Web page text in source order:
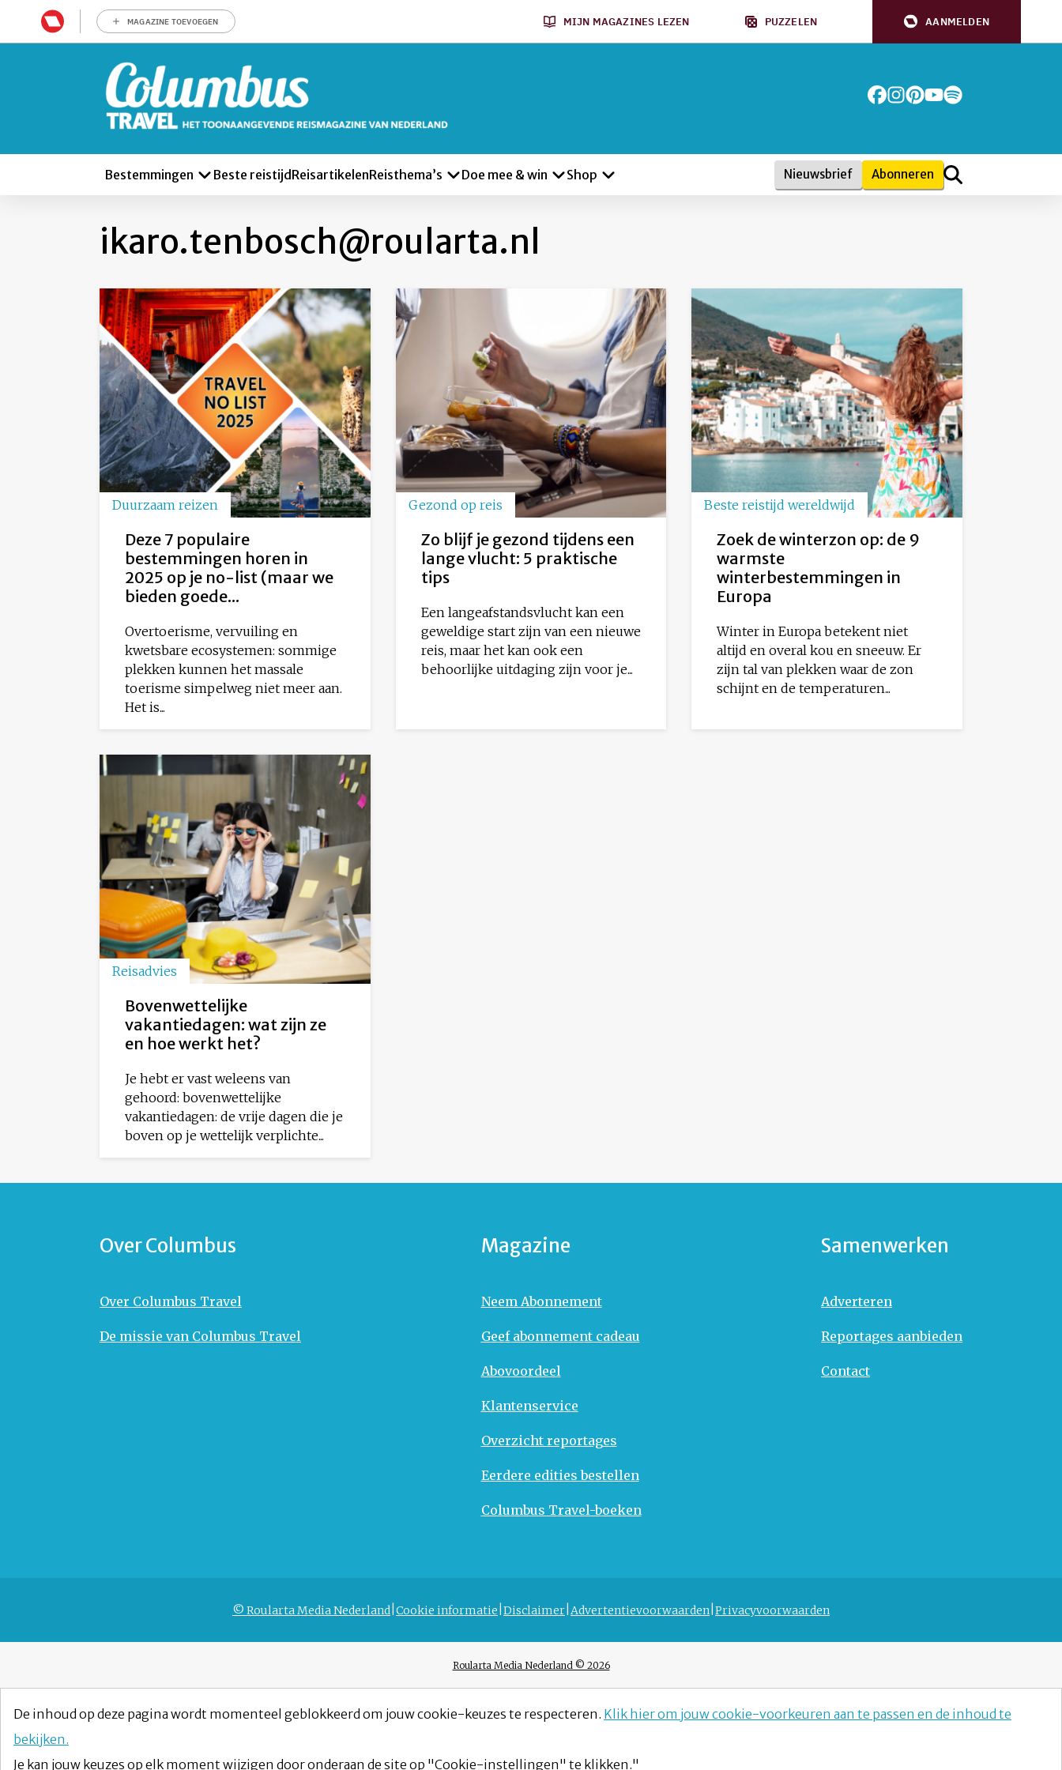
MAGAZINE TOEVOEGEN MIJN MAGAZINES LEZEN PUZZELEN AANMELDEN
Bestemmingen Beste reistijd ReisartikelenReisthema’s Doe mee & win Shop Nieuwsbrief Abonneren
ikaro.tenbosch@roularta.nl
Duurzaam reizen
Deze 7 populaire
bestemmingen horen in
2025 op je no-list (maar we
bieden goede...
Overtoerisme, vervuiling en
kwetsbare ecosystemen: sommige
plekken kunnen het massale
toerisme simpelweg niet meer aan.
Het is...
Gezond op reis
Zo blijf je gezond tijdens een
lange vlucht: 5 praktische
tips
Een langeafstandsvlucht kan een
geweldige start zijn van een nieuwe
reis, maar het kan ook een
behoorlijke uitdaging zijn voor je...
Beste reistijd wereldwijd
Zoek de winterzon op: de 9
warmste
winterbestemmingen in
Europa
Winter in Europa betekent niet
altijd en overal kou en sneeuw. Er
zijn tal van plekken waar de zon
schijnt en de temperaturen...
Reisadvies
Bovenwettelijke
vakantiedagen: wat zijn ze
en hoe werkt het?
Je hebt er vast weleens van
gehoord: bovenwettelijke
vakantiedagen: de vrije dagen die je
boven op je wettelijk verplichte...
Over Columbus
Over Columbus Travel
De missie van Columbus Travel
Magazine
Neem Abonnement
Geef abonnement cadeau
Abovoordeel
Klantenservice
Overzicht reportages
Eerdere edities bestellen
Columbus Travel-boeken
Samenwerken
Adverteren
Reportages aanbieden
Contact
© Roularta Media Nederland Cookie informatie Disclaimer Advertentievoorwaarden Privacyvoorwaarden
Roularta Media Nederland © 2026
De inhoud op deze pagina wordt momenteel geblokkeerd om jouw cookie-keuzes te respecteren. Klik hier om jouw cookie-voorkeuren aan te passen en de inhoud te
bekijken.
Je kan jouw keuzes op elk moment wijzigen door onderaan de site op "Cookie-instellingen" te klikken."